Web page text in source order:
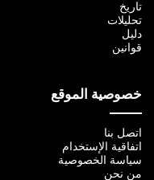
تاريخ
تحليلات
دليل
قوانين
خصوصية الموقع
اتصل بنا
اتفاقية الإستخدام
سياسة الخصوصية
من نحن